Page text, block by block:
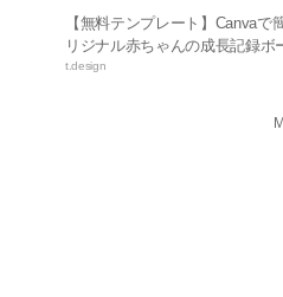
【無料テンプレート】Canvaで
リジナル赤ちゃんの成長記録ボ
t.design